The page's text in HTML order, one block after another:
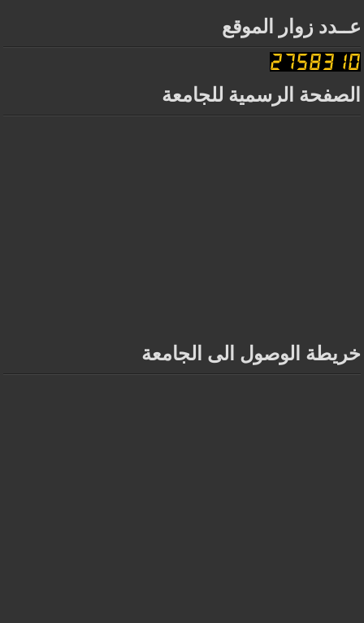
عــدد زوار الموقع
الصفحة الرسمية للجامعة
خريطة الوصول الى الجامعة